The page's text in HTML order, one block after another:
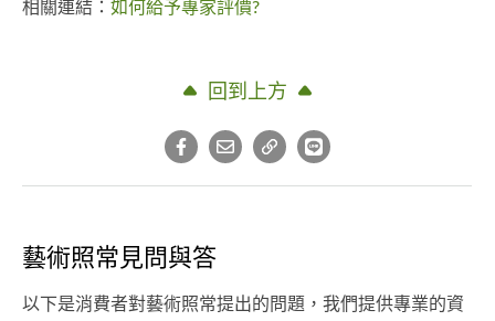
相關連結： 如何給予專家評價?
回到上方
藝術照常見問與答
以下是消費者對藝術照常提出的問題，我們提供專業的資